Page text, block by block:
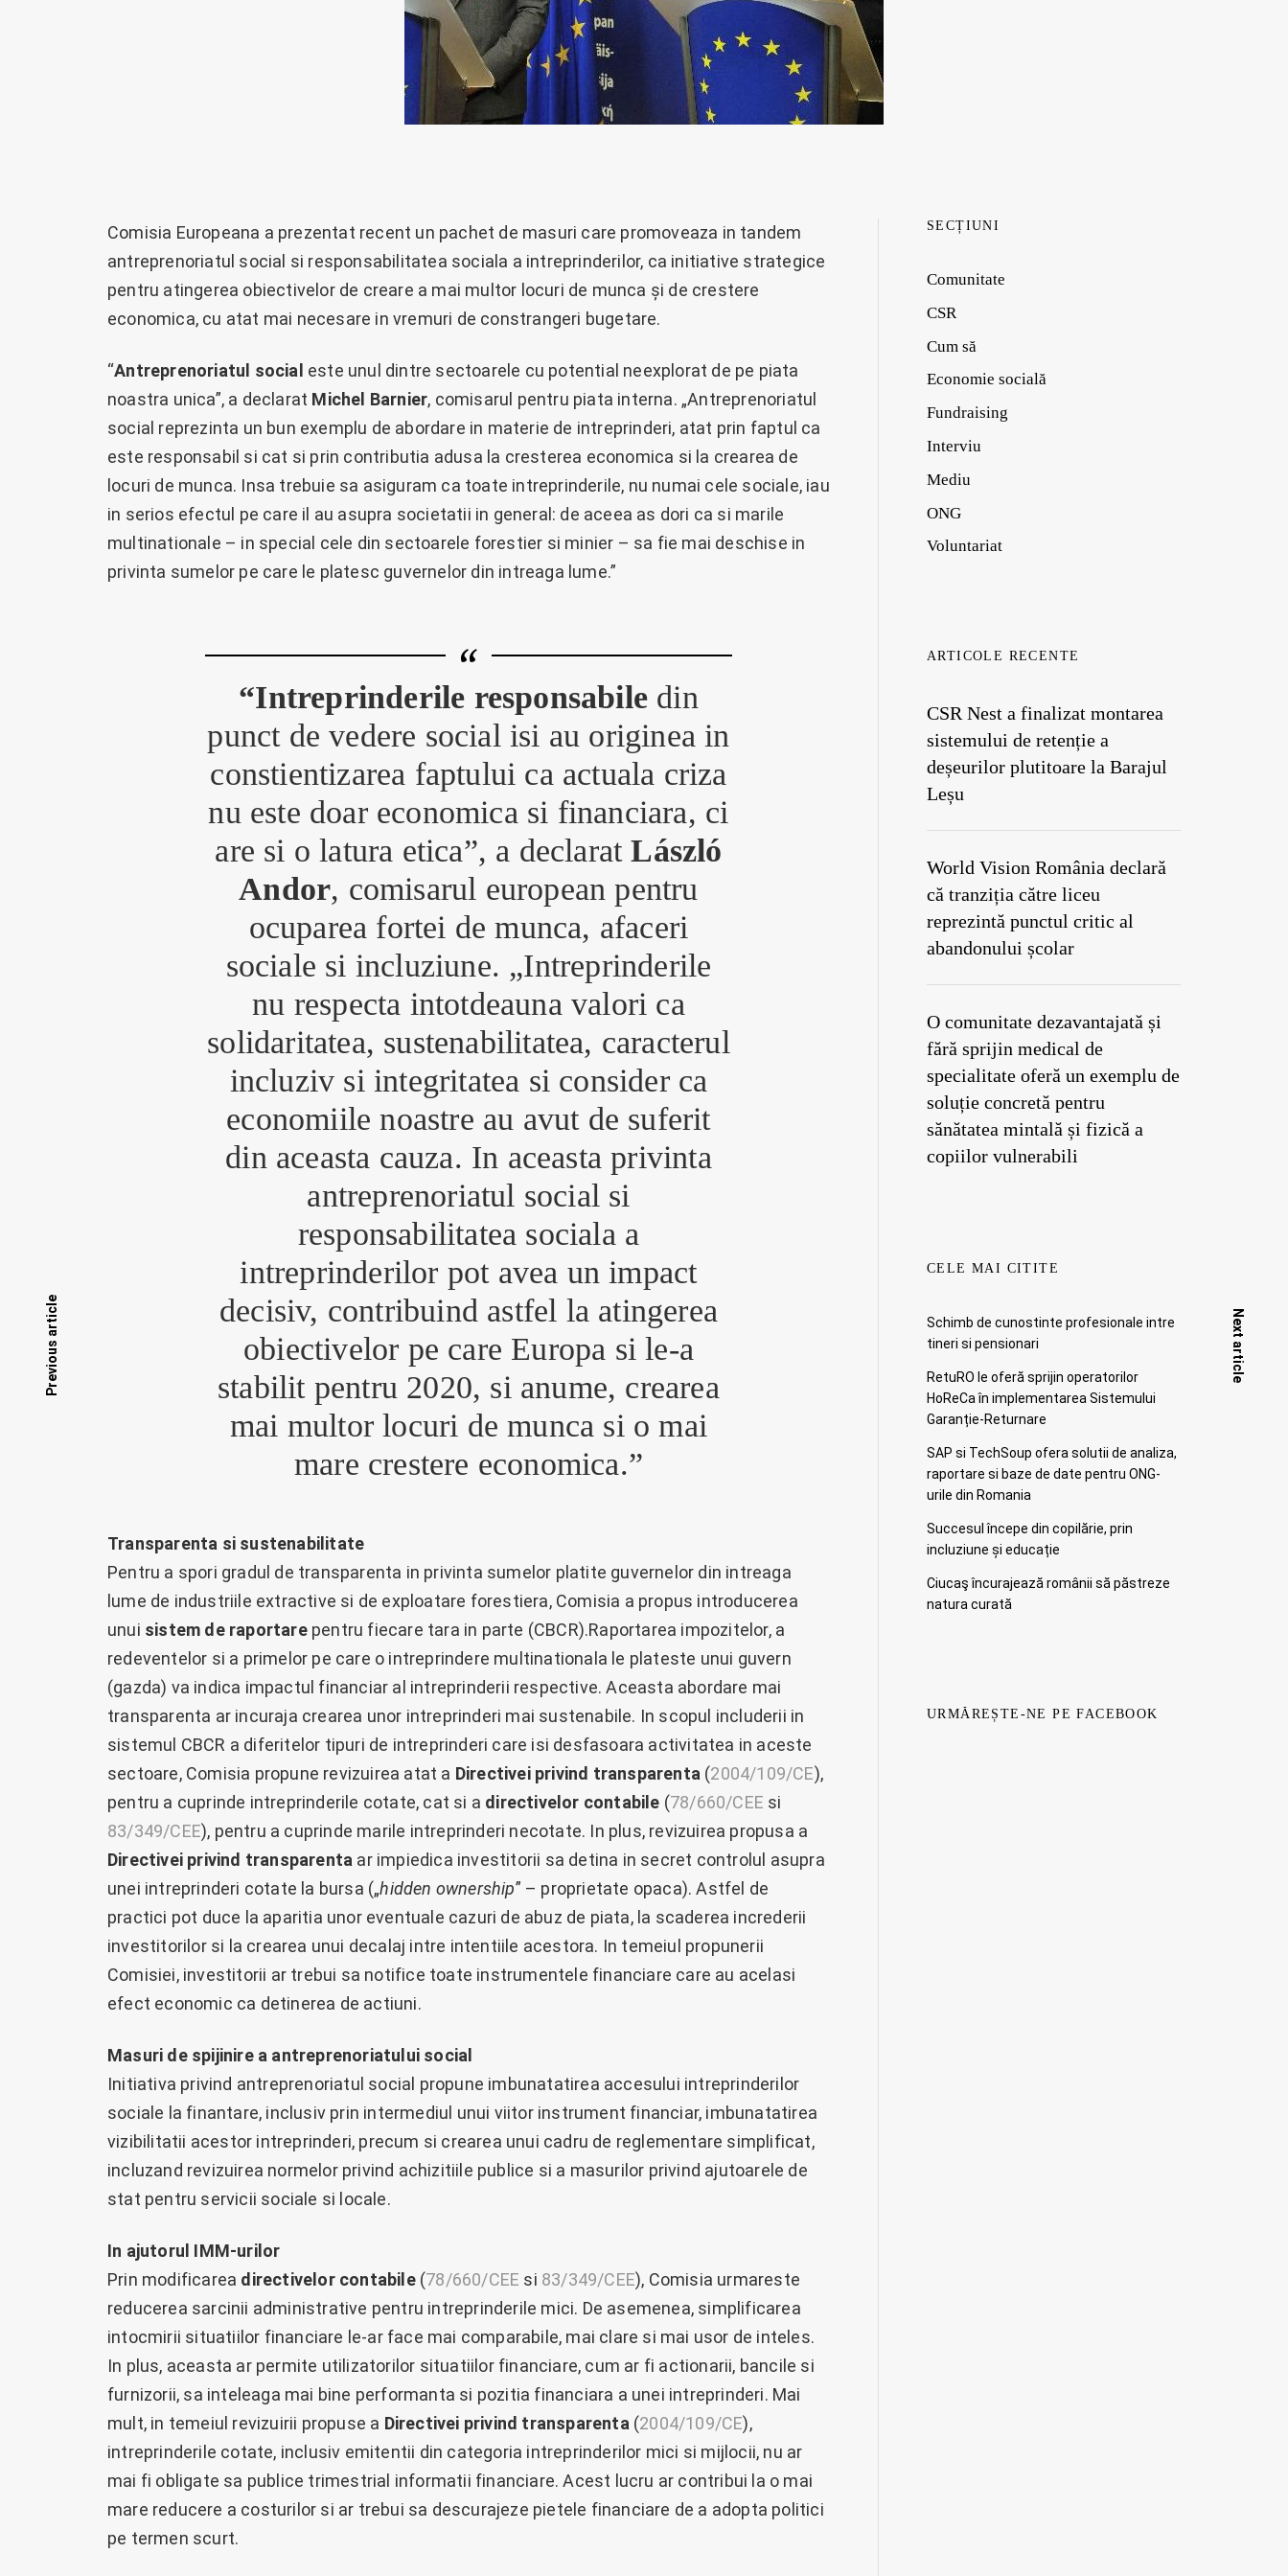
Comisia Europeana a prezentat recent un pachet de masuri care promoveaza in tandem
antreprenoriatul social si responsabilitatea sociala a intreprinderilor, ca initiative strategice
pentru atingerea obiectivelor de creare a mai multor locuri de munca și de crestere
economica, cu atat mai necesare in vremuri de constrangeri bugetare.
“Antreprenoriatul social este unul dintre sectoarele cu potential neexplorat de pe piata
noastra unica”, a declarat Michel Barnier, comisarul pentru piata interna. „Antreprenoriatul
social reprezinta un bun exemplu de abordare in materie de intreprinderi, atat prin faptul ca
este responsabil si cat si prin contributia adusa la cresterea economica si la crearea de
locuri de munca. Insa trebuie sa asiguram ca toate intreprinderile, nu numai cele sociale, iau
in serios efectul pe care il au asupra societatii in general: de aceea as dori ca si marile
multinationale – in special cele din sectoarele forestier si minier – sa fie mai deschise in
privinta sumelor pe care le platesc guvernelor din intreaga lume.”
“Intreprinderile responsabile din
punct de vedere social isi au originea in
constientizarea faptului ca actuala criza
nu este doar economica si financiara, ci
are si o latura etica”, a declaratLászló
Andor, comisarul european pentru
ocuparea fortei de munca, afaceri
sociale si incluziune. „Intreprinderile
nu respecta intotdeauna valori ca
solidaritatea, sustenabilitatea, caracterul
incluziv si integritatea si consider ca
economiile noastre au avut de suferit
din aceasta cauza. In aceasta privinta
antreprenoriatul social si
responsabilitatea sociala a
intreprinderilor pot avea un impact
decisiv, contribuind astfel la atingerea
obiectivelor pe care Europa si le-a
stabilit pentru 2020, si anume, crearea
mai multor locuri de munca si o mai
mare crestere economica.”
Transparenta si sustenabilitate
Pentru a spori gradul de transparenta in privinta sumelor platite guvernelor din intreaga
lume de industriile extractive si de exploatare forestiera, Comisia a propus introducerea
unui sistem de raportare pentru fiecare tara in parte (CBCR).Raportarea impozitelor, a
redeventelor si a primelor pe care o intreprindere multinationala le plateste unui guvern
(gazda) va indica impactul financiar al intreprinderii respective. Aceasta abordare mai
transparenta ar incuraja crearea unor intreprinderi mai sustenabile. In scopul includerii in
sistemul CBCR a diferitelor tipuri de intreprinderi care isi desfasoara activitatea in aceste
sectoare, Comisia propune revizuirea atat a Directivei privind transparenta (2004/109/CE),
pentru a cuprinde intreprinderile cotate, cat si a directivelor contabile (78/660/CEE si
83/349/CEE), pentru a cuprinde marile intreprinderi necotate. In plus, revizuirea propusa a
Directivei privind transparenta ar impiedica investitorii sa detina in secret controlul asupra
unei intreprinderi cotate la bursa („hidden ownership” – proprietate opaca). Astfel de
practici pot duce la aparitia unor eventuale cazuri de abuz de piata, la scaderea increderii
investitorilor si la crearea unui decalaj intre intentiile acestora. In temeiul propunerii
Comisiei, investitorii ar trebui sa notifice toate instrumentele financiare care au acelasi
efect economic ca detinerea de actiuni.
Masuri de spijinire a antreprenoriatului social
Initiativa privind antreprenoriatul social propune imbunatatirea accesului intreprinderilor
sociale la finantare, inclusiv prin intermediul unui viitor instrument financiar, imbunatatirea
vizibilitatii acestor intreprinderi, precum si crearea unui cadru de reglementare simplificat,
incluzand revizuirea normelor privind achizitiile publice si a masurilor privind ajutoarele de
stat pentru servicii sociale si locale.
In ajutorul IMM-urilor
Prin modificarea directivelor contabile(78/660/CEE si 83/349/CEE), Comisia urmareste
reducerea sarcinii administrative pentru intreprinderile mici. De asemenea, simplificarea
intocmirii situatiilor financiare le-ar face mai comparabile, mai clare si mai usor de inteles.
In plus, aceasta ar permite utilizatorilor situatiilor financiare, cum ar fi actionarii, bancile si
furnizorii, sa inteleaga mai bine performanta si pozitia financiara a unei intreprinderi. Mai
mult, in temeiul revizuirii propuse a Directivei privind transparenta (2004/109/CE),
intreprinderile cotate, inclusiv emitentii din categoria intreprinderilor mici si mijlocii, nu ar
mai fi obligate sa publice trimestrial informatii financiare. Acest lucru ar contribui la o mai
mare reducere a costurilor si ar trebui sa descurajeze pietele financiare de a adopta politici
pe termen scurt.
Posts
navigation
Previous article Next article
SECȚIUNI
Comunitate
CSR
Cum să
Economie socială
Fundraising
Interviu
Mediu
ONG
Voluntariat
ARTICOLE RECENTE
CSR Nest a finalizat montarea
sistemului de retenție a
deșeurilor plutitoare la Barajul
Leșu
World Vision România declară
că tranziția către liceu
reprezintă punctul critic al
abandonului școlar
O comunitate dezavantajată și
fără sprijin medical de
specialitate oferă un exemplu de
soluție concretă pentru
sănătatea mintală și fizică a
copiilor vulnerabili
CELE MAI CITITE
Schimb de cunostinte profesionale intre
tineri si pensionari
RetuRO le oferă sprijin operatorilor
HoReCa în implementarea Sistemului
Garanție-Returnare
SAP si TechSoup ofera solutii de analiza,
raportare si baze de date pentru ONG-
urile din Romania
Succesul începe din copilărie, prin
incluziune și educație
Ciucaş încurajează românii să păstreze
natura curată
URMĂREȘTE-NE PE FACEBOOK